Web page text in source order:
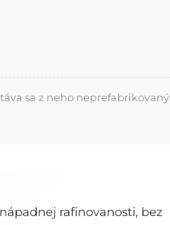
sa z neho neprefabrikovaný
rafinovanosti, bez